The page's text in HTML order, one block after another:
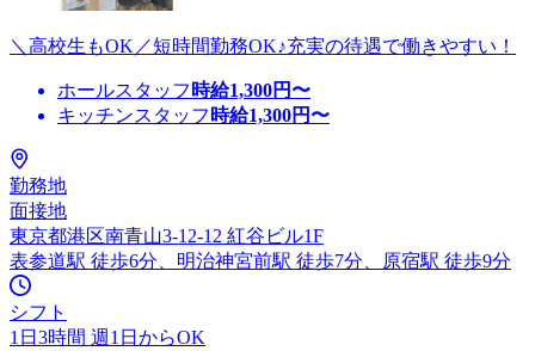
＼高校生もOK／短時間勤務OK♪充実の待遇で働きやすい！
ホールスタッフ 時給1,300円〜
キッチンスタッフ 時給1,300円〜
勤務地
面接地
東京都港区南青山3-12-12 紅谷ビル1F
表参道駅 徒歩6分、明治神宮前駅 徒歩7分、原宿駅 徒歩9分
シフト
1日3時間 週1日からOK